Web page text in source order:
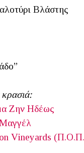
Βλάστης
Ζην Ηδέως
Vineyards